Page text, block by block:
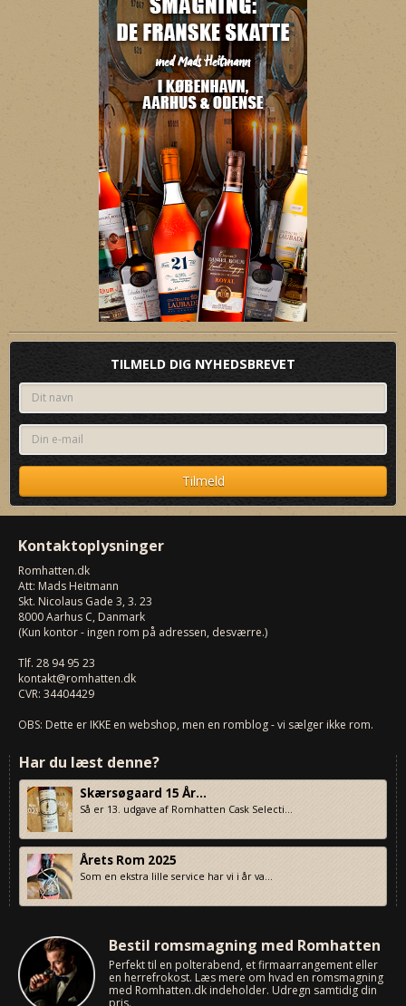
TILMELD DIG NYHEDSBREVET
Kontaktoplysninger
Romhatten.dk
Att: Mads Heitmann
Skt. Nicolaus Gade 3, 3. 23
8000Aarhus C, Danmark
(Kun kontor - ingen rom på adressen, desværre.)
Tlf. 28 94 95 23
kontakt@romhatten.dk
CVR: 34404429
OBS: Dette er IKKE en webshop, men en romblog - vi sælger ikke rom.
Har du læst denne?
Skærsøgaard 15 År...
Så er 13. udgave af Romhatten Cask Selecti...
Årets Rom 2025
Som en ekstra lille service har vi i år va...
Bestil romsmagning med Romhatten
Perfekt til en polterabend, et firmaarrangement eller
en herrefrokost. Læs mere om hvad en romsmagning
med Romhatten.dk indeholder. Udregn samtidig din
pris.